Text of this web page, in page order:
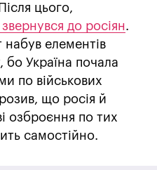
Після цього,
до росіян.
набув елементів
бо Україна почала
по військових
що росія й
озброєння по тих
самостійно.